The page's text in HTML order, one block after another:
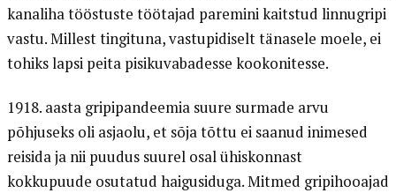
kanaliha tööstuste töötajad paremini kaitstud linnugripi
vastu. Millest tingituna, vastupidiselt tänasele moele, ei
tohiks lapsi peita pisikuvabadesse kookonitesse.
1918. aasta gripipandeemia suure surmade arvu
põhjuseks oli asjaolu, et sõja tõttu ei saanud inimesed
reisida ja nii puudus suurel osal ühiskonnast
kokkupuude osutatud haigusiduga. Mitmed gripihooajad